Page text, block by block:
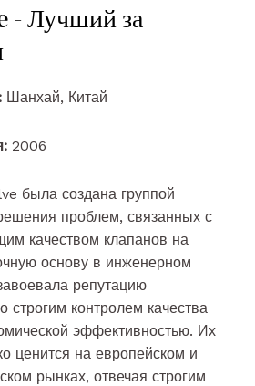
- Лучший за
Шанхай, Китай
2006
была создана группой
проблем, связанных с
качеством клапанов на
основу в инженерном
репутацию
строгим контролем качества
эффективностью. Их
ценится на европейском и
рынках, отвечая строгим